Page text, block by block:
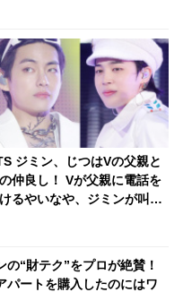
ジミン、じつはVの父親と
仲良し！ Vが父親に電話を
るやいなや、ジミンが叫ん
くるしいキャラクターにほっ
“財テク”をプロが絶賛！
パートを購入したのにはワ